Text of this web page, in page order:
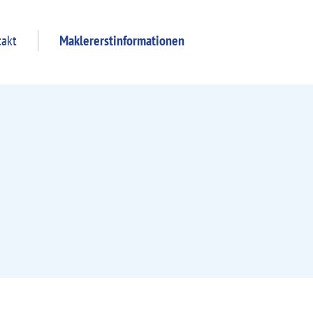
Maklererstinformationen